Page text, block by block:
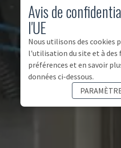
Avis de
l'UE
Nous utilisons des cookies
l'utilisation du site et à des
préférences et en savoir
données ci-dessous.